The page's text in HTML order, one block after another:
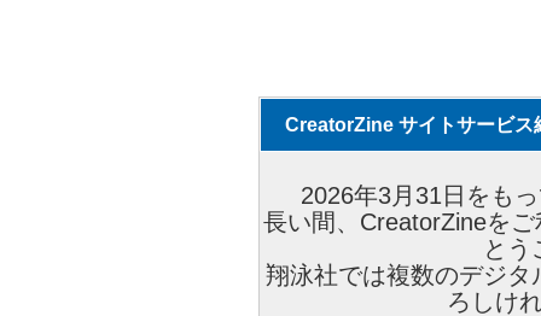
CreatorZine サイトサービス
2026年3月31日をも
長い間、CreatorZineを
とう
翔泳社では複数のデジ
ろしけ